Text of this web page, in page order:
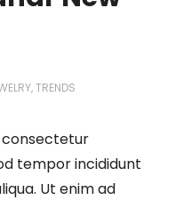
,TRENDS
consectetur
tempor incididunt
Ut enim ad